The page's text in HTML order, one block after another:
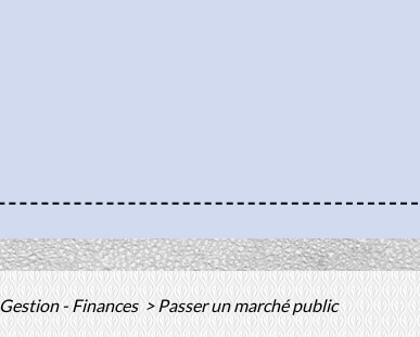
Gestion - Finances>Passer un marché public